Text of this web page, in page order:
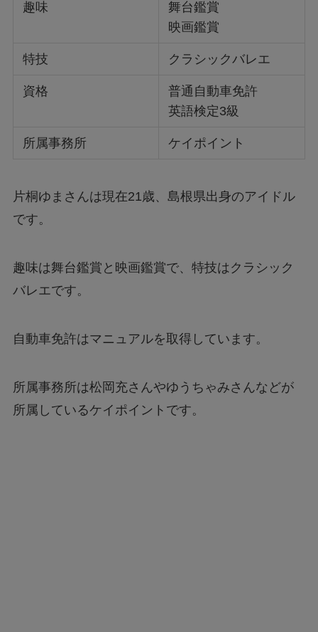
趣味
舞台鑑賞
映画鑑賞
特技 クラシックバレエ
資格
普通自動車免許
英語検定3級
所属事務所 ケイポイント
片桐ゆまさんは現在21歳、島根県出身のアイドル
です。
趣味は舞台鑑賞と映画鑑賞で、特技はクラシック
バレエです。
自動車免許はマニュアルを取得しています。
所属事務所は松岡充さんやゆうちゃみさんなどが
所属しているケイポイントです。